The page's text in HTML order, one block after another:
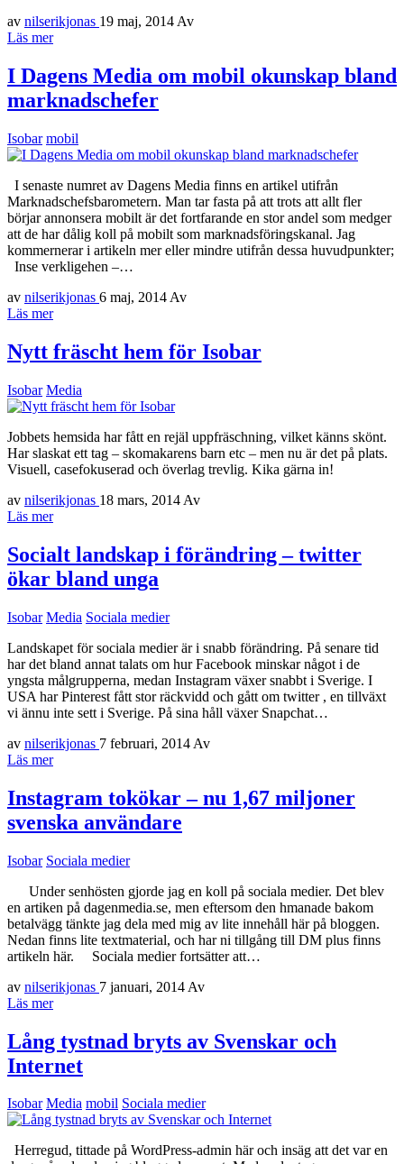
av nilserikjonas 19 maj, 2014Av
Läs mer
I Dagens Media om mobil okunskap bland
marknadschefer
Isobar mobil
I senaste numret av Dagens Media finns en artikel utifrån
Marknadschefsbarometern. Man tar fasta på att trots att allt fler
börjar annonsera mobilt är det fortfarande en stor andel som medger
att de har dålig koll på mobilt som marknadsföringskanal. Jag
kommernerar i artikeln mer eller mindre utifrån dessa huvudpunkter;
Inse verkligehen –…
av nilserikjonas 6 maj, 2014 Av
Läs mer
Nytt fräscht hem för Isobar
Isobar Media
Jobbets hemsida har fått en rejäl uppfräschning, vilket känns skönt.
Har slaskat ett tag – skomakarens barn etc – men nu är det på plats.
Visuell, casefokuserad och överlag trevlig. Kika gärna in!
av nilserikjonas 18 mars, 2014 Av
Läs mer
Socialt landskap i förändring – twitter
ökar bland unga
Isobar Media Sociala medier
Landskapet för sociala medier är i snabb förändring. På senare tid
har det bland annat talats om hur Facebook minskar något i de
yngsta målgrupperna, medan Instagram växer snabbt i Sverige. I
USA har Pinterest fått stor räckvidd och gått om twitter , en tillväxt
vi ännu inte sett i Sverige. På sina håll växer Snapchat…
av nilserikjonas 7 februari, 2014 Av
Läs mer
Instagram tokökar – nu 1,67 miljoner
svenska användare
Isobar Sociala medier
Under senhösten gjorde jag en koll på sociala medier. Det blev
en artiken på dagenmedia.se, men eftersom den hmanade bakom
betalvägg tänkte jag dela med mig av lite innehåll här på bloggen.
Nedan finns lite textmaterial, och har ni tillgång till DM plus finns
artikeln här. Sociala medier fortsätter att…
av nilserikjonas 7 januari, 2014 Av
Läs mer
Lång tystnad bryts av Svenskar och
Internet
Isobar Media mobil Sociala medier
Herregud, tittade på WordPress-admin här och insäg att det var en